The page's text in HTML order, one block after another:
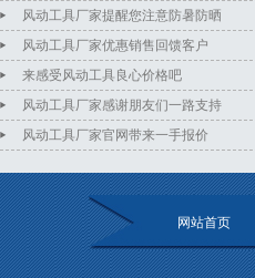
风动工具厂家提醒您注意防暑防晒
风动工具厂家优惠销售回馈客户
来感受风动工具良心价格吧
风动工具厂家感谢朋友们一路支持
风动工具厂家官网带来一手报价
网站首页